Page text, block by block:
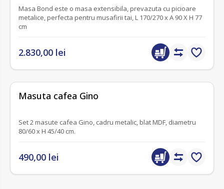
Masa Bond este o masa extensibila, prevazuta cu picioare
metalice, perfecta pentru musafirii tai, L 170/270 x A 90 X H 77
cm
2.830,00 lei
Masuta cafea Gino
Set 2 masute cafea Gino, cadru metalic, blat MDF, diametru
80/60 x H 45/40 cm.
490,00 lei